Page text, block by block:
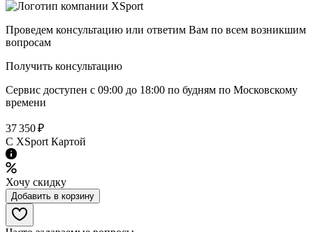
Проведем консультацию или ответим Вам по всем возникшим
вопросам
Получить консультацию
Сервис доступен с 09:00 до 18:00 по будням по Московcкому
времени
37 350 ₽
C XSport Картой
Хочу скидку
Добавить в корзину